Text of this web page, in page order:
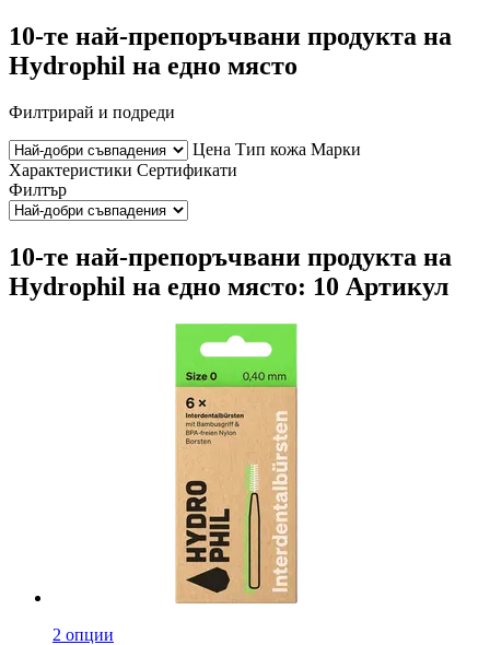
10-те най-препоръчвани продукта на
Hydrophil на едно място
Филтрирай и подреди
Цена Тип кожа Марки
Характеристики Сертификати
Филтър
10-те най-препоръчвани продукта на
Hydrophil на едно място: 10 Артикул
2 опции